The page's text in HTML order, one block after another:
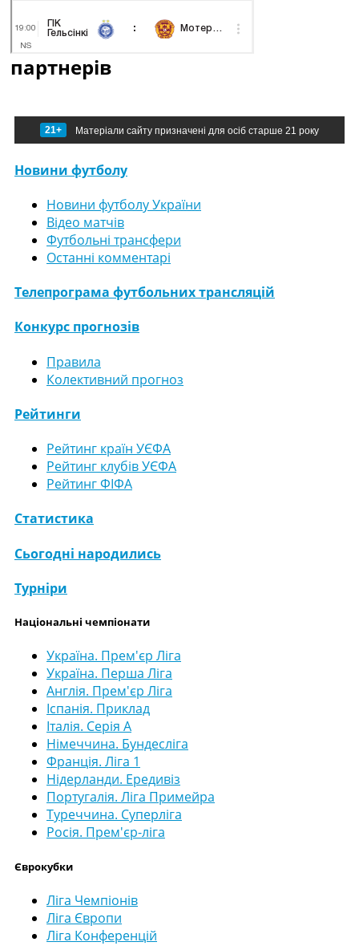
партнерів
21+ Матеріали сайту призначені для осіб старше 21 року
Новини футболу
Новини футболу України
Відео матчів
Футбольні трансфери
Останні комментарі
Телепрограма футбольних трансляцій
Конкурс прогнозів
Правила
Колективний прогноз
Рейтинги
Рейтинг країн УЄФА
Рейтинг клубів УЄФА
Рейтинг ФІФА
Статистика
Сьогодні народились
Турніри
Національні чемпіонати
Україна. Прем'єр Ліга
Україна. Перша Ліга
Англія. Прем'єр Ліга
Іспанія. Приклад
Італія. Серія А
Німеччина. Бундесліга
Франція. Ліга 1
Нідерланди. Ередивіз
Португалія. Ліга Примейра
Туреччина. Суперліга
Росія. Прем'єр-ліга
Єврокубки
Ліга Чемпіонів
Ліга Європи
Ліга Конференцій